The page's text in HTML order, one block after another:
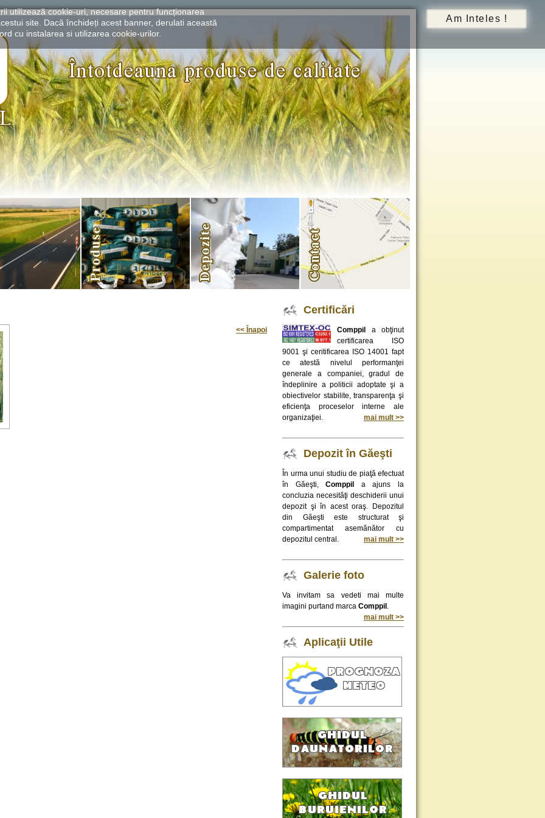
<< Înapoi
Certificări
Comppil a obţinut
certificarea ISO
9001 şi ceritificarea ISO 14001 fapt
ce atestă nivelul performanţei
generale a companiei, gradul de
îndeplinire a politicii adoptate şi a
obiectivelor stabilite, transparenţa şi
eficienţa proceselor interne ale
organizaţiei.
mai mult >>
Depozit în Găeşti
În urma unui studiu de piaţă efectuat
în Găeşti,Comppil a ajuns la
concluzia necesităţi deschiderii unui
depozit şi în acest oraş. Depozitul
din Găeşti este structurat şi
compartimentat asemănător cu
depozitul central.
mai mult >>
Galerie foto
Va invitam sa vedeti mai multe
imagini purtand marca Comppil
mai mult >>
Aplicaţii Utile
utilizează cookie-uri, necesare pentru funcționarea
site. Dacă închideți acest banner, derulati această
cu instalarea si utilizarea cookie-urilor.